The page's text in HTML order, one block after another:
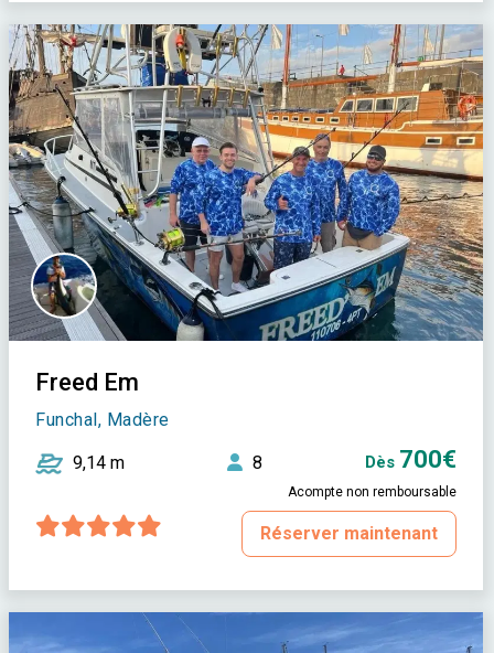
Freed Em
Funchal, Madère
9,14 m 8 Dès 700€
Acompte non remboursable
Réserver maintenant